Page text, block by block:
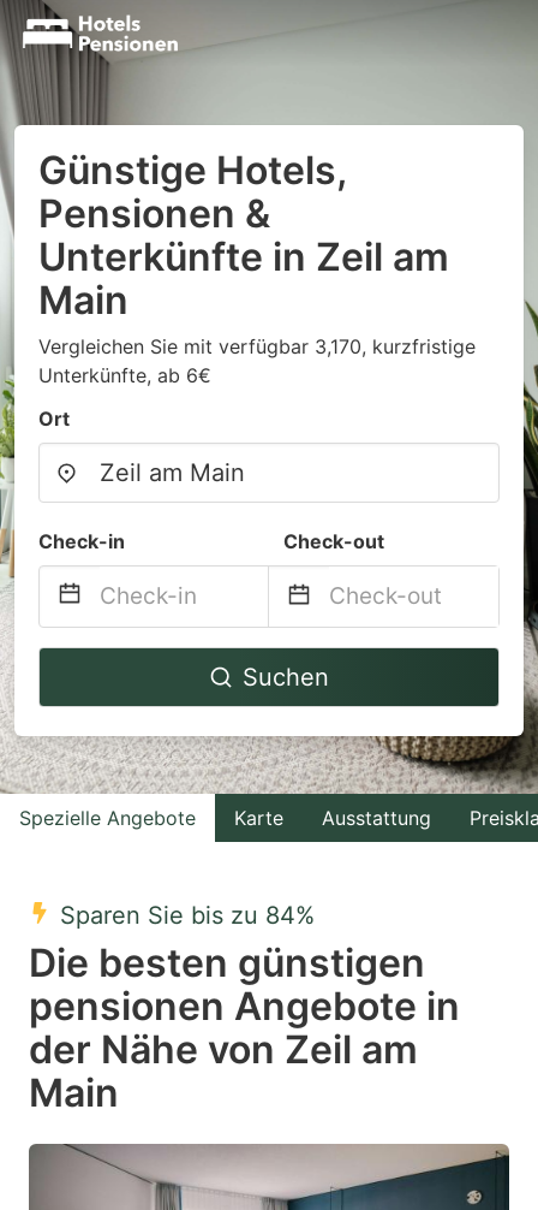
Günstige Hotels,
Pensionen &
Unterkünfte in Zeil am
Main
Vergleichen Sie mit verfügbar 3,170, kurzfristige
Unterkünfte, ab 6€
Ort
Check-in Check-out
Navigate
to
interact
with
the
select
a
date.
Press
question
mark
key
Navigate
to
interact
with
the
a
date.
Press
mark
key
Suchen
Spezielle Angebote Karte Ausstattung
Sparen Sie bis zu 84%
Die besten günstigen
pensionen Angebote in
der Nähe von Zeil am
Main